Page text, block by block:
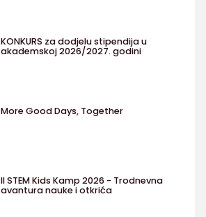
KONKURS za dodjelu stipendija u
akademskoj 2026/2027. godini
More Good Days, Together
II STEM Kids Kamp 2026 - Trodnevna
avantura nauke i otkrića